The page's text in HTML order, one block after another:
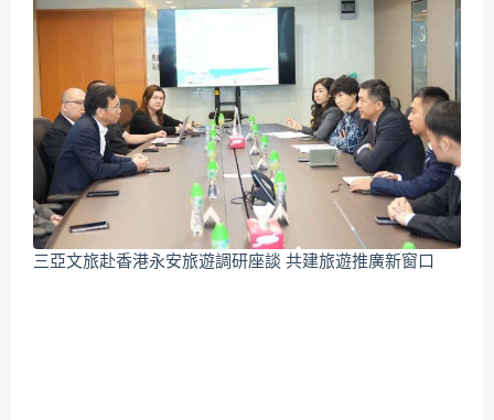
三亞文旅赴香港永安旅遊調研座談 共建旅遊推廣新窗口